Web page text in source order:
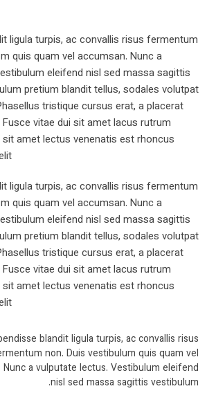
ligula turpis, ac convallis risus fermentum
quis quam vel accumsan. Nunc a
eleifend nisl sed massa sagittis
pretium blandit tellus, sodales volutpat
tristique cursus erat, a placerat
vitae dui sit amet lacus rutrum
amet lectus venenatis est rhoncus
ligula turpis, ac convallis risus fermentum
quis quam vel accumsan. Nunc a
eleifend nisl sed massa sagittis
pretium blandit tellus, sodales volutpat
tristique cursus erat, a placerat
vitae dui sit amet lacus rutrum
amet lectus venenatis est rhoncus
blandit ligula turpis, ac convallis risus
non. Duis vestibulum quis quam vel
Nunc a vulputate lectus. Vestibulum eleifend
nisl sed massa sagittis vestibulum.